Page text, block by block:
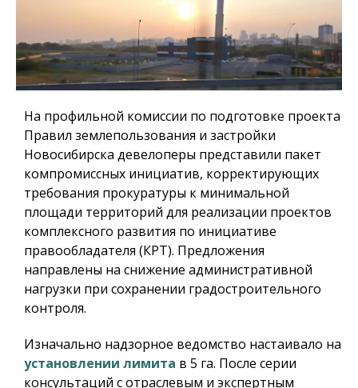
На профильной комиссии по подготовке проекта
Правил землепользования и застройки
Новосибирска девелоперы представили пакет
компромиссных инициатив, корректирующих
требования прокуратуры к минимальной
площади территорий для реализации проектов
комплексного развития по инициативе
правообладателя (КРТ). Предложения
направлены на снижение административной
нагрузки при сохранении градостроительного
контроля.
Изначально надзорное ведомство настаивало на
установлении лимита в 5 га. После серии
консультаций с отраслевым и экспертным